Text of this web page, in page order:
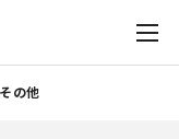
その他